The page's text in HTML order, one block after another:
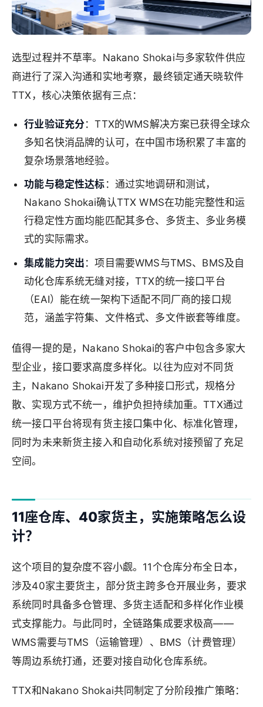
选型过程并不草率。Nakano Shokai与多家软件供应
商进行了深入沟通和实地考察，最终锁定通天晓软件
TTX，核心决策依据有三点：
行业验证充分：TTX的WMS解决方案已获得全球众
多知名快消品牌的认可，在中国市场积累了丰富的
复杂场景落地经验。
功能与稳定性达标 ：通过实地调研和测试，
Nakano Shokai确认TTX WMS在功能完整性和运
行稳定性方面均能匹配其多仓、多货主、多业务模
式的实际需求。
集成能力突出 ：项目需要WMS与TMS、BMS及自
动化仓库系统无缝对接，TTX的统一接口平台
（EAI）能在统一架构下适配不同厂商的接口规
范，涵盖字符集、文件格式、多文件嵌套等维度。
值得一提的是，Nakano Shokai的客户中包含多家大
型企业，接口要求高度多样化。以往为应对不同货
主，Nakano Shokai开发了多种接口形式，规格分
散、实现方式不统一，维护负担持续加重。TTX通过
统一接口平台将现有货主接口集中化、标准化管理，
同时为未来新货主接入和自动化系统对接预留了充足
空间。
11座仓库、40家货主，实施策略怎么设
计？
这个项目的复杂度不容小觑。11个仓库分布全日本，
涉及40家主要货主，部分货主跨多仓开展业务，要求
系统同时具备多仓管理、多货主适配和多样化作业模
式支撑能力。与此同时，全链路集成要求极高——
WMS需要与TMS（运输管理）、BMS（计费管理）
等周边系统打通，还要对接自动化仓库系统。
TTX和Nakano Shokai共同制定了分阶段推广策略：